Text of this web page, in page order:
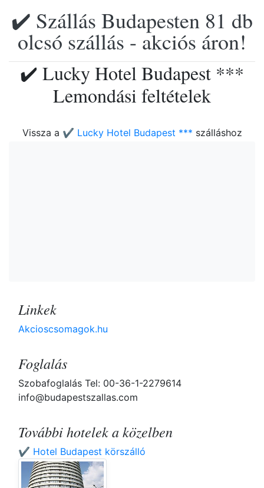
✔️ Szállás Budapesten 81 db
olcsó szállás - akciós áron!
✔️ Lucky Hotel Budapest ***
Lemondási feltételek
Vissza a ✔️ Lucky Hotel Budapest *** szálláshoz
Linkek
Akcioscsomagok.hu
Foglalás
Szobafoglalás Tel: 00-36-1-2279614
info@budapestszallas.com
További hotelek a közelben
✔️ Hotel Budapest körszálló